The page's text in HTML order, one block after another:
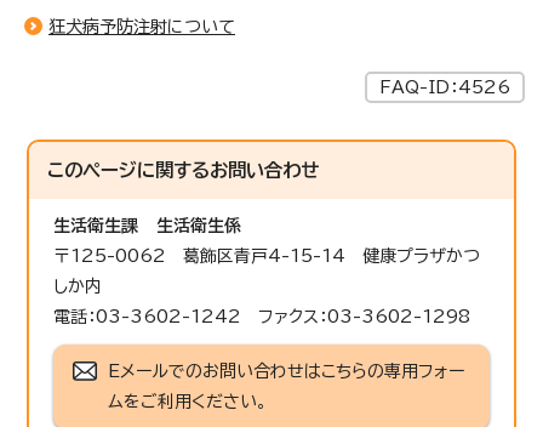
狂犬病予防注射について
FAQ-ID：4526
このページに関するお問い合わせ
生活衛生課
生活衛生係
〒125-0062 葛飾区青戸4-15-14 健康プラザかつ
しか内
電話：03-3602-1242 ファクス：03-3602-1298
Eメールでのお問い合わせはこちらの専用フォー
ムをご利用ください。